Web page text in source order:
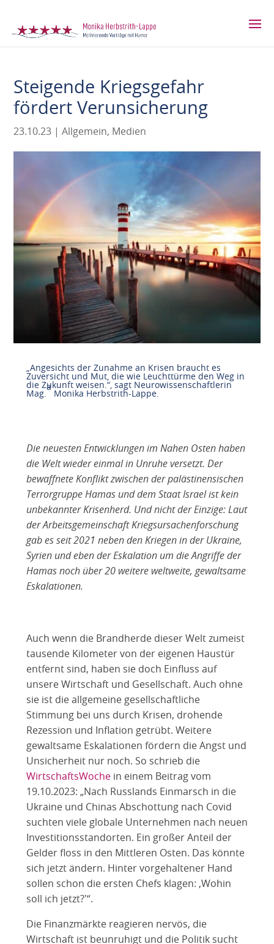
Steigende Kriegsgefahr
fördert Verunsicherung
23.10.23 |Allgemein, Medien
„Angesichts der Zunahme an Krisen braucht es
Zuversicht und Mut, die wie Leuchttürme den Weg in
die Zukunft weisen.“, sagt Neurowissenschaftlerin
Mag.
a
Monika Herbstrith-Lappe.
Die neuesten Entwicklungen im Nahen Osten haben
die Welt wieder einmal in Unruhe versetzt. Der
bewaffnete Konflikt zwischen der palästinensischen
Terrorgruppe Hamas und dem Staat Israel ist kein
unbekannter Krisenherd. Und nicht der Einzige: Laut
der Arbeitsgemeinschaft Kriegsursachenforschung
gab es seit 2021 neben den Kriegen in der Ukraine,
Syrien und eben der Eskalation um die Angriffe der
Hamas noch über 20 weitere weltweite, gewaltsame
Eskalationen.
Auch wenn die Brandherde dieser Welt zumeist
tausende Kilometer von der eigenen Haustür
entfernt sind, haben sie doch Einfluss auf
unsere Wirtschaft und Gesellschaft. Auch ohne
sie ist die allgemeine gesellschaftliche
Stimmung bei uns durch Krisen, drohende
Rezession und Inflation getrübt. Weitere
gewaltsame Eskalationen fördern die Angst und
Unsicherheit nur noch. So schrieb die
WirtschaftsWochein einem Beitrag vom
19.10.2023: „Nach Russlands Einmarsch in die
Ukraine und Chinas Abschottung nach Covid
suchten viele globale Unternehmen nach neuen
Investitionsstandorten. Ein großer Anteil der
Gelder floss in den Mittleren Osten. Das könnte
sich jetzt ändern. Hinter vorgehaltener Hand
sollen schon die ersten Chefs klagen: ‚Wohin
soll ich jetzt?ʼ“.
Die Finanzmärkte reagieren nervös, die
Wirtschaft ist beunruhigt und die Politik sucht